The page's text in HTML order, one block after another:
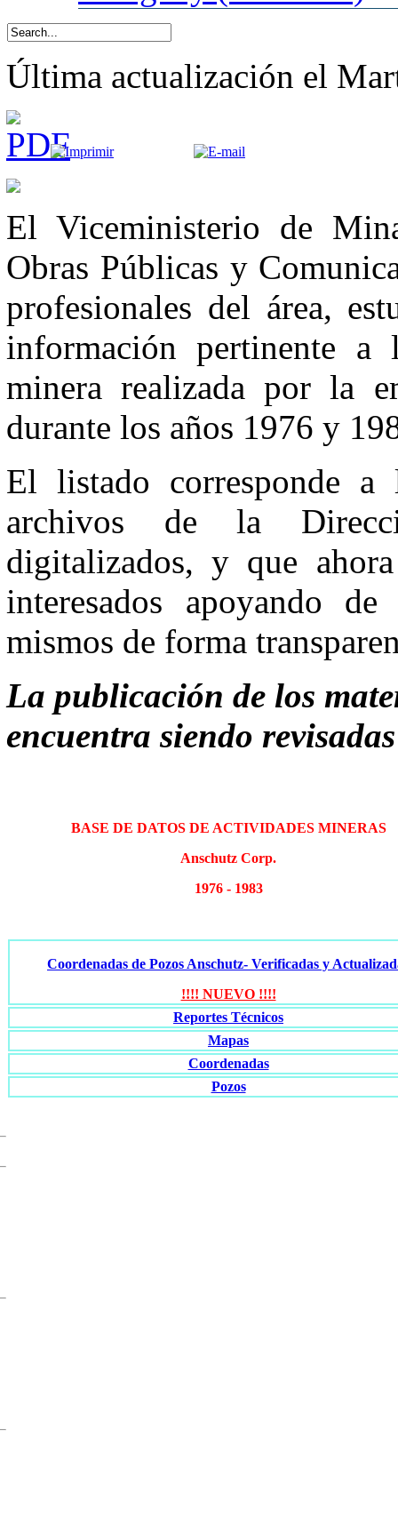
Última actualización el
El Viceministerio de
Obras Públicas y
profesionales del área,
información pertinente a
minera realizada por la
durante los años 1976 y
El listado corresponde a
archivos de la
digitalizados, y que
interesados apoyando
mismos de forma
La publicación de los
encuentra siendo
BASE DE DATOS DE ACTIVIDADES MINERAS
Anschutz Corp.
1976 - 1983
Coordenadas de Pozos Anschutz- Verificadas y
!!!! NUEVO !!!!
Reportes Técnicos
Mapas
Coordenadas
Pozos